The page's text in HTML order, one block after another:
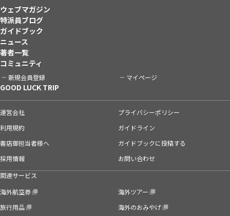
ウェブマガジン
特派員ブログ
ガイドブック
ニュース
著者一覧
コミュニティ
新規会員登録 マイページ
GOOD LUCK TRIP
運営会社
プライバシーポリシー
利用規約
ガイドライン
書店御担当者様へ
ガイドブックに投稿する
採用情報
お問い合わせ
関連サービス
海外航空券
海外ツアー
旅行用品
海外のおみやげ